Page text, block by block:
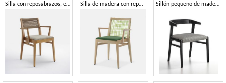
Silla con reposabrazos, en madera de ceniza y cuerda náutica Silla de madera con reposabrazos, respaldo tejido de PVC. Sillón pequeño de madera maciza con un diseño esencial y ligero.